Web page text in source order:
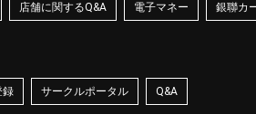
店舗に関するQ&A 電子マネー 銀聯カ
録 サークルポータル Q&A